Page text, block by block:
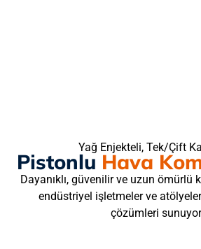
Yağ Enjekteli, Tek/Çift
Pistonlu Hava
Dayanıklı, güvenilir ve uzun ömürlü
endüstriyel işletmeler ve
çözümleri